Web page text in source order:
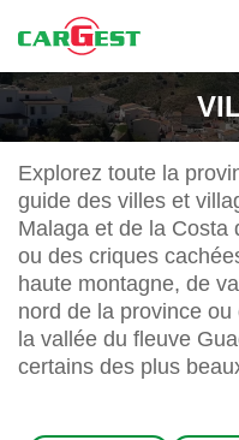
Explorez toute la
guide des villes et
Malaga et de la Costa
ou des criques
haute montagne, de
nord de la province
la vallée du fleuve
certains des plus